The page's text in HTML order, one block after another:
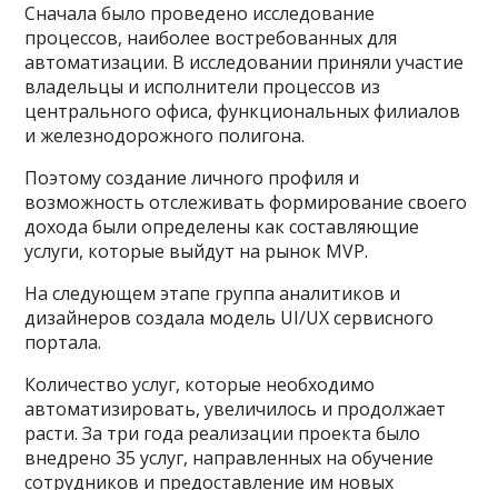
Сначала было проведено исследование
процессов, наиболее востребованных для
автоматизации. В исследовании приняли участие
владельцы и исполнители процессов из
центрального офиса, функциональных филиалов
и железнодорожного полигона.
Поэтому создание личного профиля и
возможность отслеживать формирование своего
дохода были определены как составляющие
услуги, которые выйдут на рынок MVP.
На следующем этапе группа аналитиков и
дизайнеров создала модель UI/UX сервисного
портала.
Количество услуг, которые необходимо
автоматизировать, увеличилось и продолжает
расти. За три года реализации проекта было
внедрено 35 услуг, направленных на обучение
сотрудников и предоставление им новых